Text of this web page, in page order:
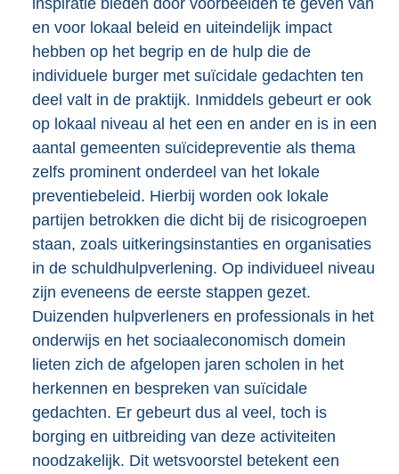
en voor lokaal beleid en uiteindelijk impact
hebben op het begrip en de hulp die de
individuele burger met suïcidale gedachten ten
deel valt in de praktijk. Inmiddels gebeurt er ook
op lokaal niveau al het een en ander en is in een
aantal gemeenten suïcidepreventie als thema
zelfs prominent onderdeel van het lokale
preventiebeleid. Hierbij worden ook lokale
partijen betrokken die dicht bij de risicogroepen
staan, zoals uitkeringsinstanties en organisaties
in de schuldhulpverlening. Op individueel niveau
zijn eveneens de eerste stappen gezet.
Duizenden hulpverleners en professionals in het
onderwijs en het sociaaleconomisch domein
lieten zich de afgelopen jaren scholen in het
herkennen en bespreken van suïcidale
gedachten. Er gebeurt dus al veel, toch is
borging en uitbreiding van deze activiteiten
noodzakelijk. Dit wetsvoorstel betekent een